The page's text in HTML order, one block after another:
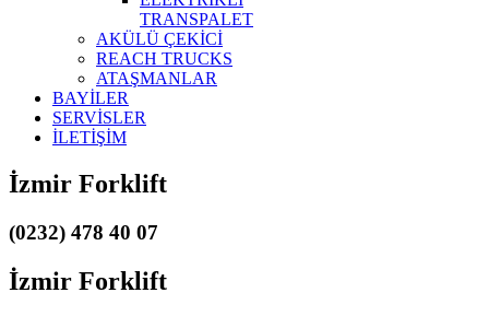
TRANSPALET
AKÜLÜ ÇEKİCİ
REACH TRUCKS
ATAŞMANLAR
BAYİLER
SERVİSLER
İLETİŞİM
İzmir Forklift
(0232) 478 40 07
İzmir Forklift